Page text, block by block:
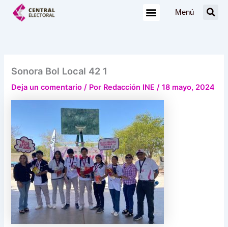
Menú
Sonora Bol Local 42 1
Deja un comentario / Por Redacción INE/18 mayo, 2024